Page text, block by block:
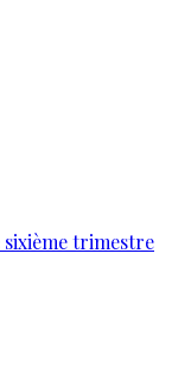
trimestre